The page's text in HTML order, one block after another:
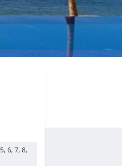
5, 6, 7, 8,